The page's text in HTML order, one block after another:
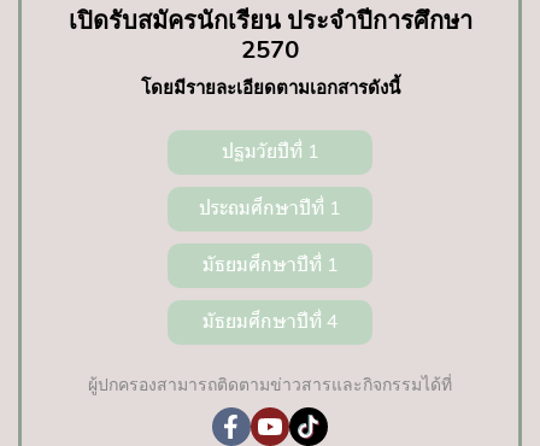
เปิดรับสมัครนักเรียน ประจำปีการศึกษา
2570
โดยมีรายละเอียดตามเอกสารดังนี้
ปฐมวัยปีที่ 1
ประถมศึกษาปีที่ 1
มัธยมศึกษาปีที่ 1
มัธยมศึกษาปีที่ 4
ผู้ปกครองสามารถติดตามข่าวสารและกิจกรรมได้ที่